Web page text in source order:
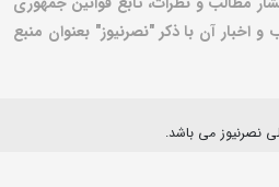
اخبار آن با ذکر "نصرنیوز" بعنوان منبع